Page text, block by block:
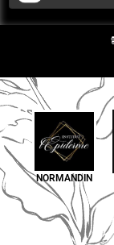
NORMANDIN